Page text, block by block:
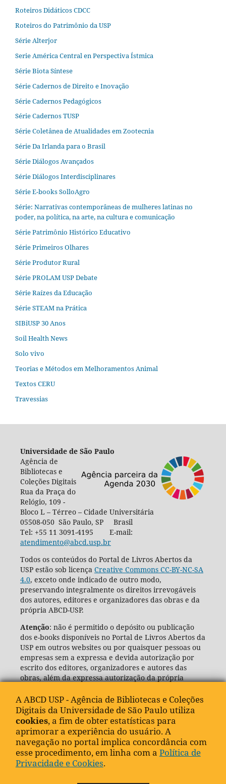
Roteiros Didáticos CDCC
Roteiros do Patrimônio da USP
Série Alterjor
Serie América Central en Perspectiva Ístmica
Série Biota Síntese
Série Cadernos de Direito e Inovação
Série Cadernos Pedagógicos
Série Cadernos TUSP
Série Coletânea de Atualidades em Zootecnia
Série Da Irlanda para o Brasil
Série Diálogos Avançados
Série Diálogos Interdisciplinares
Série E-books SolloAgro
Série: Narrativas contemporâneas de mulheres latinas no
poder, na política, na arte, na cultura e comunicação
Série Patrimônio Histórico Educativo
Série Primeiros Olhares
Série Produtor Rural
Série PROLAM USP Debate
Série Raízes da Educação
Série STEAM na Prática
SIBiUSP 30 Anos
Soil Health News
Solo vivo
Teorias e Métodos em Melhoramentos Animal
Textos CERU
Travessias
Universidade de São Paulo
Agência de
Bibliotecas e
Coleções Digitais
Rua da Praça do
Relógio, 109 -
Bloco L – Térreo – Cidade Universitária
05508-050 São Paulo, SP Brasil
Tel: +55 11 3091-4195 E-mail:
atendimento@abcd.usp.br
Todos os conteúdos do Portal de Livros Abertos da
USP estão sob licença Creative Commons CC-BY-NC-SA
4.0, exceto onde indicado de outro modo,
preservando integralmente os direitos irrevogáveis
dos autores, editores e organizadores das obras e da
própria ABCD-USP.
Atenção: não é permitido o depósito ou publicação
dos e-books disponíveis no Portal de Livros Abertos da
USP em outros websites ou por quaisquer pessoas ou
empresas sem a expressa e devida autorização por
escrito dos editores, organizadores e autores das
obras, além da expressa autorização da própria
(ABCD-USP).
A ABCD USP - Agência de Bibliotecas e Coleções
Digitais da Universidade de São Paulo utiliza
cookies, a fim de obter estatísticas para
aprimorar a experiência do usuário. A
navegação no portal implica concordância com
esse procedimento, em linha com a Política de
Privacidade e Cookies.